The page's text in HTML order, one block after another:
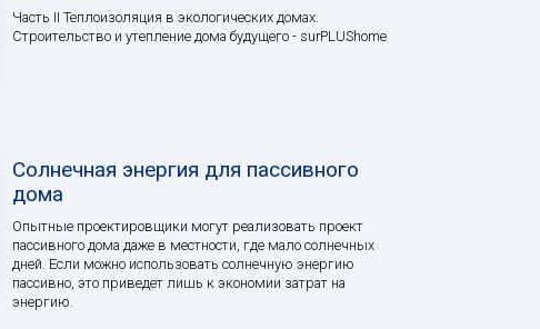
Часть II Теплоизоляция в экологических домах.
Строительство и утепление дома будущего - surPLUShome
Солнечная энергия для пассивного
дома
Опытные проектировщики могут реализовать проект
пассивного дома даже в местности, где мало солнечных
дней. Если можно использовать солнечную энергию
пассивно, это приведет лишь к экономии затрат на
энергию.